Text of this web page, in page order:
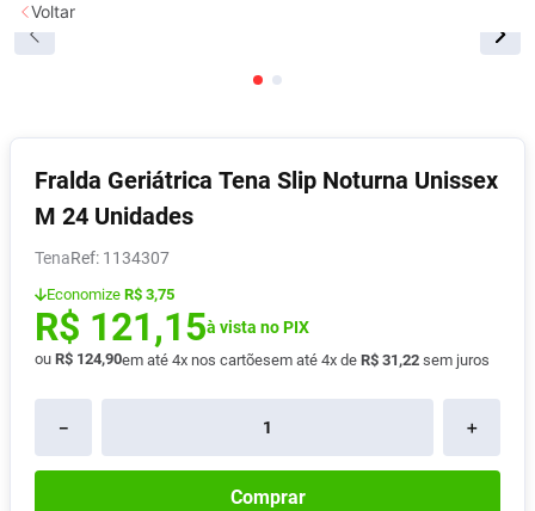
Fralda Geriátrica Tena Slip Noturna Unissex
M 24 Unidades
Tena : 1134307
Economize R$ 3,75
R$ 121,15à vista no PIX
ou R$ 124,90em até 4x nos cartõesem até 4x de R$ 31 ,22 sem juros
＋
－
Comprar
Voltar
2
5º Fralda G
6º Desodorante
7º Shampoo
8º Absorvente
9º Pampers Confort Sec
10 Lavitan